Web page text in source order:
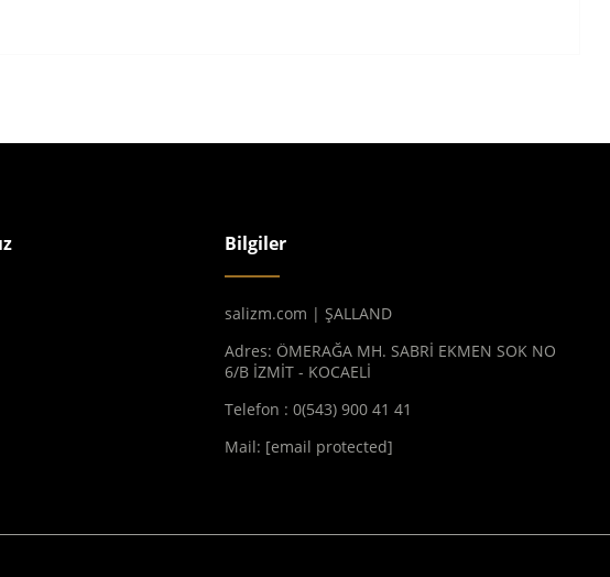
Bilgiler
salizm.com | ŞALLAND
Adres: ÖMERAĞA MH. SABRİ EKMEN SOK NO
6/B İZMİT - KOCAELİ
Telefon : 0(543) 900 41 41
Mail: [email protected]